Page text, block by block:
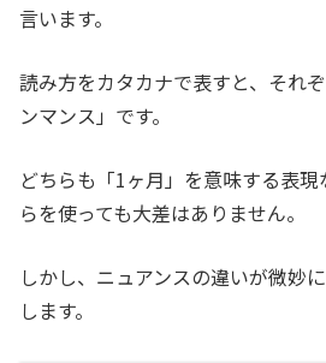
言います。
読み方をカタカナで表すと、それ
ンマンス」です。
どちらも「1ヶ月」を意味する表
らを使っても大差はありません。
しかし、ニュアンスの違いが微妙
します。